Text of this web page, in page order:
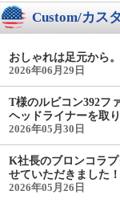
Custom/カス
おしゃれは足元から
2026年06月29日
T様のルビコン392フ
ヘッドライナーを取
2026年05月30日
K社長のブロンコラ
せていただきました！
2026年05月26日